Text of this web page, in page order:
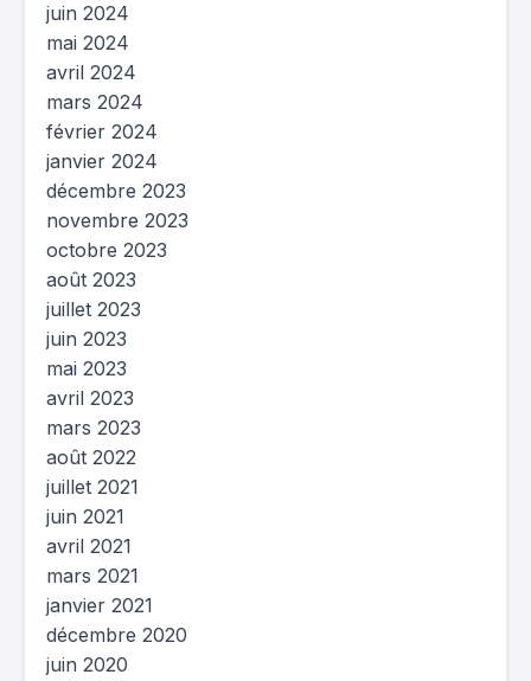
juin 2024
mai 2024
avril 2024
mars 2024
février 2024
janvier 2024
décembre 2023
novembre 2023
octobre 2023
août 2023
juillet 2023
juin 2023
mai 2023
avril 2023
mars 2023
août 2022
juillet 2021
juin 2021
avril 2021
mars 2021
janvier 2021
décembre 2020
juin 2020